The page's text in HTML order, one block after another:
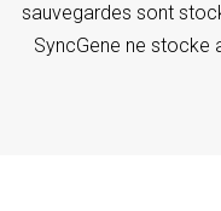
sauvegardes sont
SyncGene ne stocke